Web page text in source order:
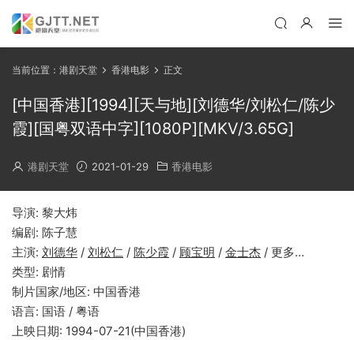
当前位置： 港剧天堂 香港电影 正文
[中国香港][1994][天与地][刘德华/刘松仁/陈少
霞][国粤双语中字][1080P][MKV/3.65G]
港剧天堂 2021-01-29 香港电影
导演: 黎大炜
编剧: 陈子慧
主演: 刘德华 / 刘松仁 / 陈少霞 / 顾宝明 / 金士杰 / 更多…
类型: 剧情
制片国家/地区: 中国香港
语言: 国语 / 粤语
上映日期: 1994-07-21(中国香港)